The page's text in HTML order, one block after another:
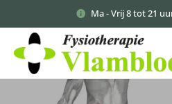
Ma - Vrij 8 tot 21